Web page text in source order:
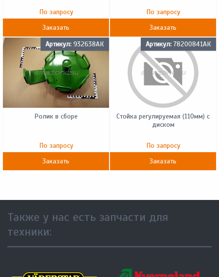
По запросу
Заказать
По запросу
Заказать
Артикул: 932638АК
Ролик в сборе
По запросу
Заказать
Артикул:78200841АК
Стойка регулируемая (110мм) с
диском
По запросу
Заказать
Также у нас есть запчасти для
техники: